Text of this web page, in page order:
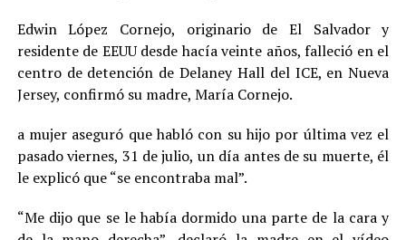
Edwin López Cornejo, originario de El Salvador y
residente de EEUU desde hacía veinte años, falleció en el
centro de detención de Delaney Hall del ICE, en Nueva
Jersey, confirmó su madre, María Cornejo.
a mujer aseguró que habló con su hijo por última vez el
pasado viernes, 31 de julio, un día antes de su muerte, él
le explicó que “se encontraba mal”.
“Me dijo que se le había dormido una parte de la cara y